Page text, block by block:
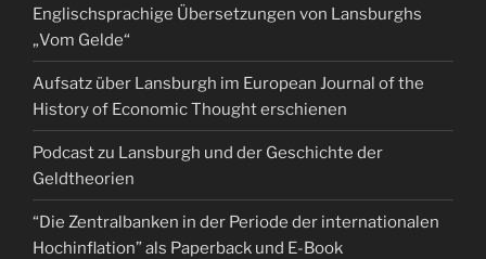
Englischsprachige Übersetzungen von Lansburghs
„Vom Gelde“
Aufsatz über Lansburgh im European Journal of the
History of Economic Thought erschienen
Podcast zu Lansburgh und der Geschichte der
Geldtheorien
“Die Zentralbanken in der Periode der internationalen
Hochinflation” als Paperback und E-Book